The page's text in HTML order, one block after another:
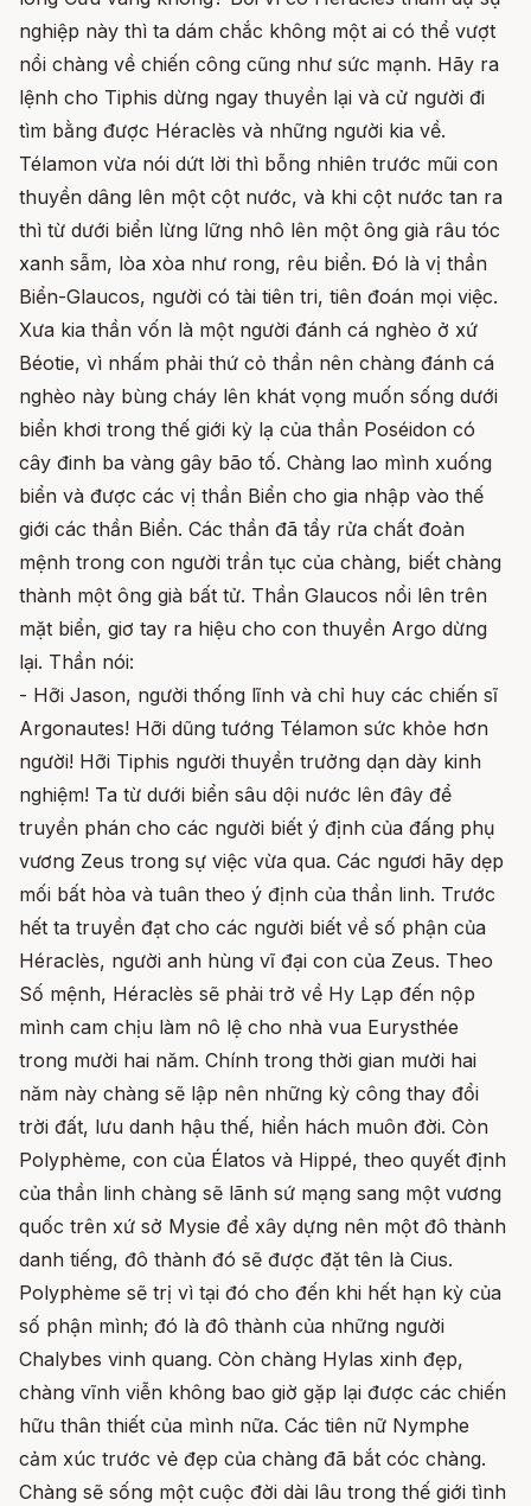
nghiệp này thì ta dám chắc không một ai có thể vượt
nổi chàng về chiến công cũng như sức mạnh. Hãy ra
lệnh cho Tiphis dừng ngay thuyền lại và cử người đi
tìm bằng được Héraclès và những người kia về.
Télamon vừa nói dứt lời thì bỗng nhiên trước mũi con
thuyền dâng lên một cột nước, và khi cột nước tan ra
thì từ dưới biển lừng lững nhô lên một ông già râu tóc
xanh sẫm, lòa xòa như rong, rêu biển. Đó là vị thần
Biển-Glaucos, người có tài tiên tri, tiên đoán mọi việc.
Xưa kia thần vốn là một người đánh cá nghèo ở xứ
Béotie, vì nhấm phải thứ cỏ thần nên chàng đánh cá
nghèo này bùng cháy lên khát vọng muốn sống dưới
biển khơi trong thế giới kỳ lạ của thần Poséidon có
cây đinh ba vàng gây bão tố. Chàng lao mình xuống
biển và được các vị thần Biển cho gia nhập vào thế
giới các thần Biển. Các thần đã tẩy rửa chất đoản
mệnh trong con người trần tục của chàng, biết chàng
thành một ông già bất tử. Thần Glaucos nổi lên trên
mặt biển, giơ tay ra hiệu cho con thuyền Argo dừng
lại. Thần nói:
- Hỡi Jason, người thống lĩnh và chỉ huy các chiến sĩ
Argonautes! Hỡi dũng tướng Télamon sức khỏe hơn
người! Hỡi Tiphis người thuyền trưởng dạn dày kinh
nghiệm! Ta từ dưới biển sâu dội nước lên đây để
truyền phán cho các người biết ý định của đấng phụ
vương Zeus trong sự việc vừa qua. Các ngươi hãy dẹp
mối bất hòa và tuân theo ý định của thần linh. Trước
hết ta truyền đạt cho các người biết về số phận của
Héraclès, người anh hùng vĩ đại con của Zeus. Theo
Số mệnh, Héraclès sẽ phải trở về Hy Lạp đến nộp
mình cam chịu làm nô lệ cho nhà vua Eurysthée
trong mười hai năm. Chính trong thời gian mười hai
năm này chàng sẽ lập nên những kỳ công thay đổi
trời đất, lưu danh hậu thế, hiển hách muôn đời. Còn
Polyphème, con của Élatos và Hippé, theo quyết định
của thần linh chàng sẽ lãnh sứ mạng sang một vương
quốc trên xứ sở Mysie để xây dựng nên một đô thành
danh tiếng, đô thành đó sẽ được đặt tên là Cius.
Polyphème sẽ trị vì tại đó cho đến khi hết hạn kỳ của
số phận mình; đó là đô thành của những người
Chalybes vinh quang. Còn chàng Hylas xinh đẹp,
chàng vĩnh viễn không bao giờ gặp lại được các chiến
hữu thân thiết của mình nữa. Các tiên nữ Nymphe
cảm xúc trước vẻ đẹp của chàng đã bắt cóc chàng.
Chàng sẽ sống một cuộc đời dài lâu trong thế giới tình